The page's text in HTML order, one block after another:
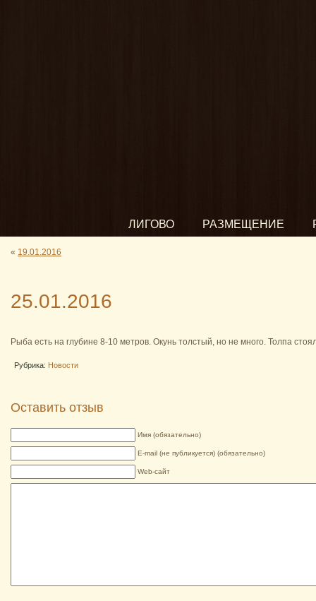
ЛИГОВО РАЗМЕЩЕНИЕ
« 19.01.2016
25.01.2016
Рыба есть на глубине 8-10 метров. Окунь толстый, но не много. Толпа
Рубрика: Новости
Оставить отзыв
Имя (обязательно)
E-mail (не публикуется) (обязательно)
Web-сайт